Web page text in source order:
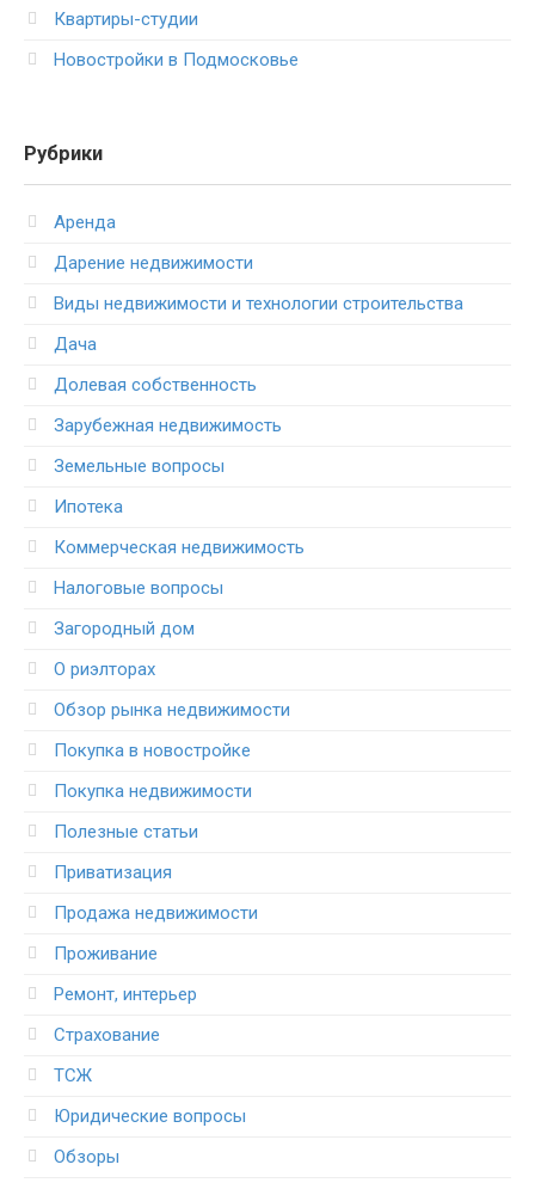
Квартиры-студии
Новостройки в Подмосковье
Рубрики
Аренда
Дарение недвижимости
Виды недвижимости и технологии строительства
Дача
Долевая собственность
Зарубежная недвижимость
Земельные вопросы
Ипотека
Коммерческая недвижимость
Налоговые вопросы
Загородный дом
О риэлторах
Обзор рынка недвижимости
Покупка в новостройке
Покупка недвижимости
Полезные статьи
Приватизация
Продажа недвижимости
Проживание
Ремонт, интерьер
Страхование
ТСЖ
Юридические вопросы
Обзоры